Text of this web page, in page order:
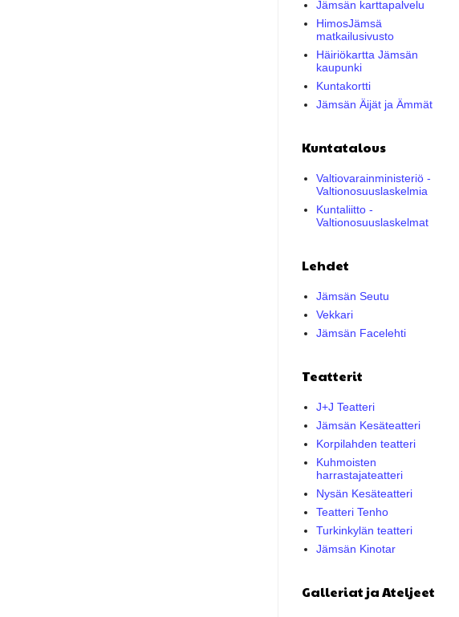
Jämsän karttapalvelu
HimosJämsä
matkailusivusto
Häiriökartta Jämsän
kaupunki
Kuntakortti
Jämsän Äijät ja Ämmät
Kuntatalous
Valtiovarainministeriö -
Valtionosuuslaskelmia
Kuntaliitto -
Valtionosuuslaskelmat
Lehdet
Jämsän Seutu
Vekkari
Jämsän Facelehti
Teatterit
J+J Teatteri
Jämsän Kesäteatteri
Korpilahden teatteri
Kuhmoisten
harrastajateatteri
Nysän Kesäteatteri
Teatteri Tenho
Turkinkylän teatteri
Jämsän Kinotar
Galleriat ja Ateljeet